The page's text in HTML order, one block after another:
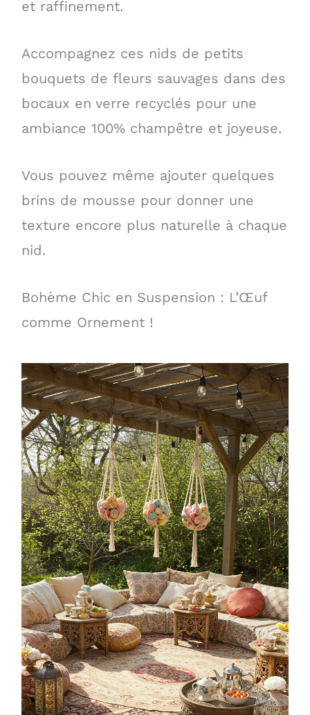
et raffinement.
Accompagnez ces nids de petits
bouquets de fleurs sauvages dans des
bocaux en verre recyclés pour une
ambiance 100% champêtre et joyeuse.
Vous pouvez même ajouter quelques
brins de mousse pour donner une
texture encore plus naturelle à chaque
nid.
Bohème Chic en Suspension : L’Œuf
comme Ornement !